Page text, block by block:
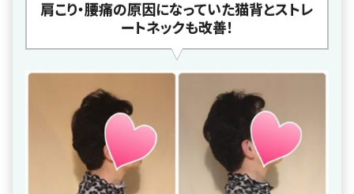
肩こり・腰痛の原因になっていた猫背とストレ
ートネックも改善！